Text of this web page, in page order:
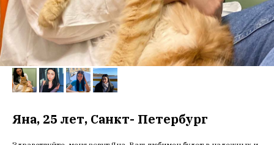
Яна, 25 лет, Санкт- Петербург